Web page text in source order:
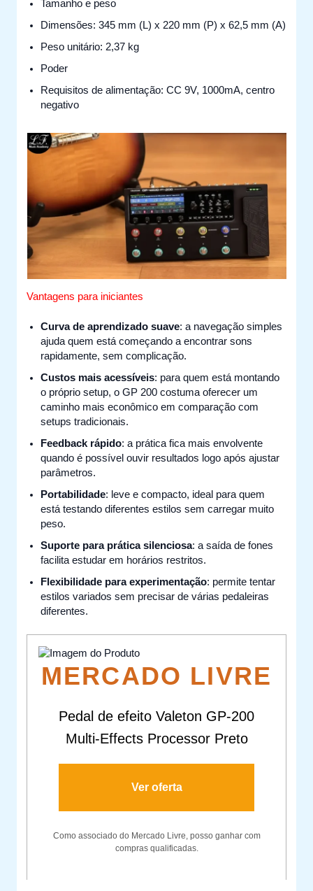
Tamanho e peso
Dimensões: 345 mm (L) x 220 mm (P) x 62,5 mm (A)
Peso unitário: 2,37 kg
Poder
Requisitos de alimentação: CC 9V, 1000mA, centro
negativo
Vantagens para iniciantes
Curva de aprendizado suave: a navegação simples
ajuda quem está começando a encontrar sons
rapidamente, sem complicação.
Custos mais acessíveis: para quem está montando
o próprio setup, o GP 200 costuma oferecer um
caminho mais econômico em comparação com
setups tradicionais.
Feedback rápido: a prática fica mais envolvente
quando é possível ouvir resultados logo após ajustar
parâmetros.
Portabilidade: leve e compacto, ideal para quem
está testando diferentes estilos sem carregar muito
peso.
Suporte para prática silenciosa: a saída de fones
facilita estudar em horários restritos.
Flexibilidade para experimentação: permite tentar
estilos variados sem precisar de várias pedaleiras
diferentes.
MERCADO LIVRE
Pedal de efeito Valeton GP-200
Multi-Effects Processor Preto
Ver oferta
Como associado do Mercado Livre, posso ganhar com
compras qualificadas.